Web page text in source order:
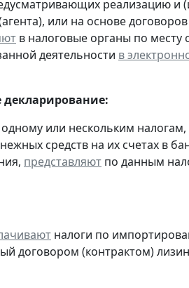
реализацию и
или на основе
в налоговые органы по месту
деятельности в
или нескольким
средств на их счетах в
представляют по данным
налоги по
договором (контрактом)